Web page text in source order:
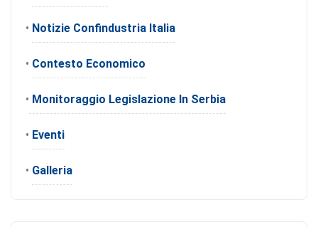
• Notizie Confindustria Italia
• Contesto Economico
• Monitoraggio Legislazione In Serbia
• Eventi
• Galleria